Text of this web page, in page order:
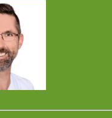
30. Januar 2026